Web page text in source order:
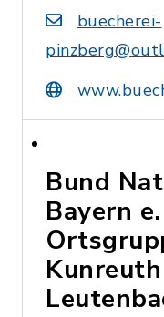
buecherei-
Bund
Bayern